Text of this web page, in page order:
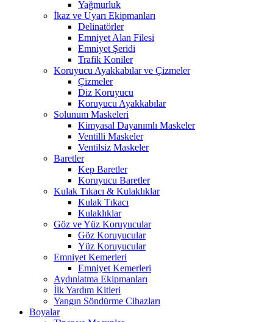
Yağmurluk
İkaz ve Uyarı Ekipmanları
Delinatörler
Emniyet Alan Filesi
Emniyet Şeridi
Trafik Koniler
Koruyucu Ayakkabılar ve Çizmeler
Çizmeler
Diz Koruyucu
Koruyucu Ayakkabılar
Solunum Maskeleri
Kimyasal Dayanımlı Maskeler
Ventilli Maskeler
Ventilsiz Maskeler
Baretler
Kep Baretler
Koruyucu Baretler
Kulak Tıkacı & Kulaklıklar
Kulak Tıkacı
Kulaklıklar
Göz ve Yüz Koruyucular
Göz Koruyucular
Yüz Koruyucular
Emniyet Kemerleri
Emniyet Kemerleri
Aydınlatma Ekipmanları
İlk Yardım Kitleri
Yangın Söndürme Cihazları
Boyalar